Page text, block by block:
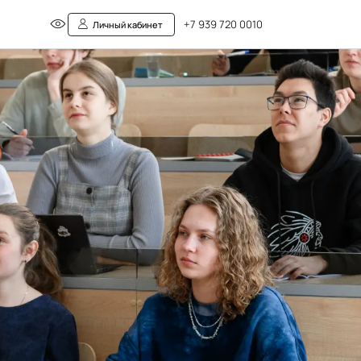
Личный кабинет +7 939 720 0010